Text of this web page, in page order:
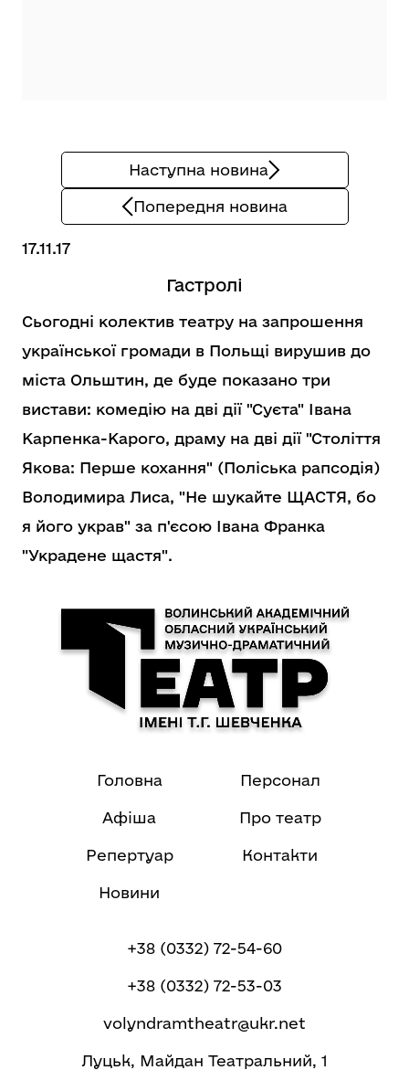
Наступна новина
Попередня новина
17.11.17
Гастролі
Сьогодні колектив театру на запрошення
української громади в Польщі вирушив до
міста Ольштин, де буде показано три
вистави: комедію на дві дії "Суєта" Івана
Карпенка-Карого, драму на дві дії "Століття
Якова: Перше кохання" (Поліська рапсодія)
Володимира Лиса, "Не шукайте ЩАСТЯ, бо
я його украв" за п'єсою Івана Франка
"Украдене щастя".
Головна
Афіша
Репертуар
Новини
Персонал
Про театр
Контакти
+38 (0332) 72-54-60
+38 (0332) 72-53-03
volyndramtheatr@ukr.net
Луцьк, Майдан Театральний, 1